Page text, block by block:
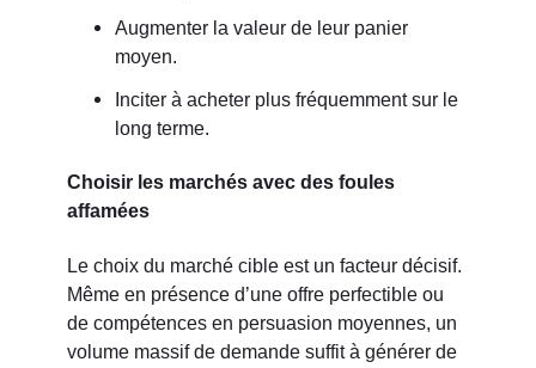
Augmenter la valeur de leur panier
moyen.
Inciter à acheter plus fréquemment sur le
long terme.
Choisir les marchés avec des foules
affamées
Le choix du marché cible est un facteur décisif.
Même en présence d’une offre perfectible ou
de compétences en persuasion moyennes, un
volume massif de demande suffit à générer de